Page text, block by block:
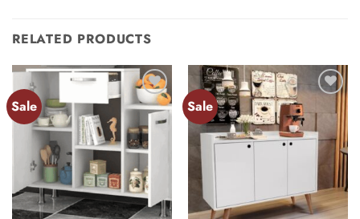
RELATED PRODUCTS
Sale
Add to
wishlist
Sale
Add to
wishlist